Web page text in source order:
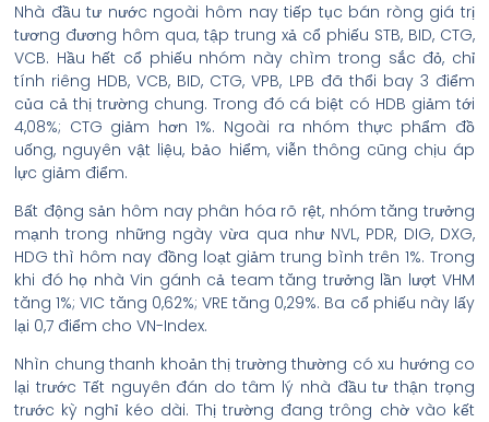
Nhà đầu tư nước ngoài hôm nay tiếp tục bán ròng giá trị
tương đương hôm qua, tập trung xả cổ phiếu STB, BID, CTG,
VCB. Hầu hết cổ phiếu nhóm này chìm trong sắc đỏ, chỉ
tính riêng HDB, VCB, BID, CTG, VPB, LPB đã thổi bay 3 điểm
của cả thị trường chung. Trong đó cá biệt có HDB giảm tới
4,08%; CTG giảm hơn 1%. Ngoài ra nhóm thực phẩm đồ
uống, nguyên vật liệu, bảo hiểm, viễn thông cũng chịu áp
lực giảm điểm.
Bất động sản hôm nay phân hóa rõ rệt, nhóm tăng trưởng
mạnh trong những ngày vừa qua như NVL, PDR, DIG, DXG,
HDG thì hôm nay đồng loạt giảm trung bình trên 1%. Trong
khi đó họ nhà Vin gánh cả team tăng trưởng lần lượt VHM
tăng 1%; VIC tăng 0,62%; VRE tăng 0,29%. Ba cổ phiếu này lấy
lại 0,7 điểm cho VN-Index.
Nhìn chung thanh khoản thị trường thường có xu hướng co
lại trước Tết nguyên đán do tâm lý nhà đầu tư thận trọng
trước kỳ nghỉ kéo dài. Thị trường đang trông chờ vào kết